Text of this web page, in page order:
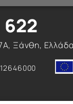
622
Ξάνθη, Ελλάδα